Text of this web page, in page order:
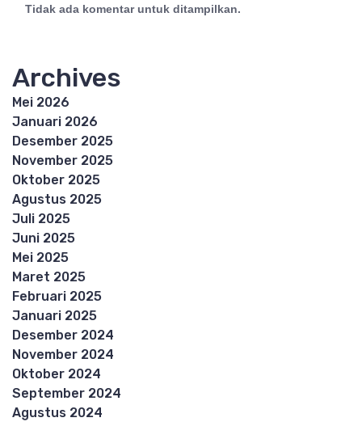
Tidak ada komentar untuk ditampilkan.
Archives
Mei 2026
Januari 2026
Desember 2025
November 2025
Oktober 2025
Agustus 2025
Juli 2025
Juni 2025
Mei 2025
Maret 2025
Februari 2025
Januari 2025
Desember 2024
November 2024
Oktober 2024
September 2024
Agustus 2024